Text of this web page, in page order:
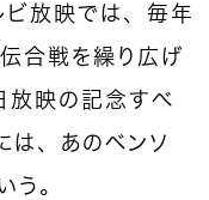
ビ放映では、毎年
合戦を繰り広げ
放映の記念すべ
は、あのベンソ
う。